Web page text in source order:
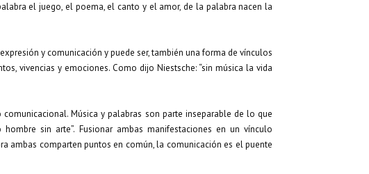
el juego, el poema, el canto y el amor, de la palabra nacen la
y comunicación y puede ser, también una forma de vínculos
vivencias y emociones. Como dijo Niestsche: “sin música la vida
Música y palabras son parte inseparable de lo que
sin arte”. Fusionar ambas manifestaciones en un vínculo
ambas comparten puntos en común, la comunicación es el puente